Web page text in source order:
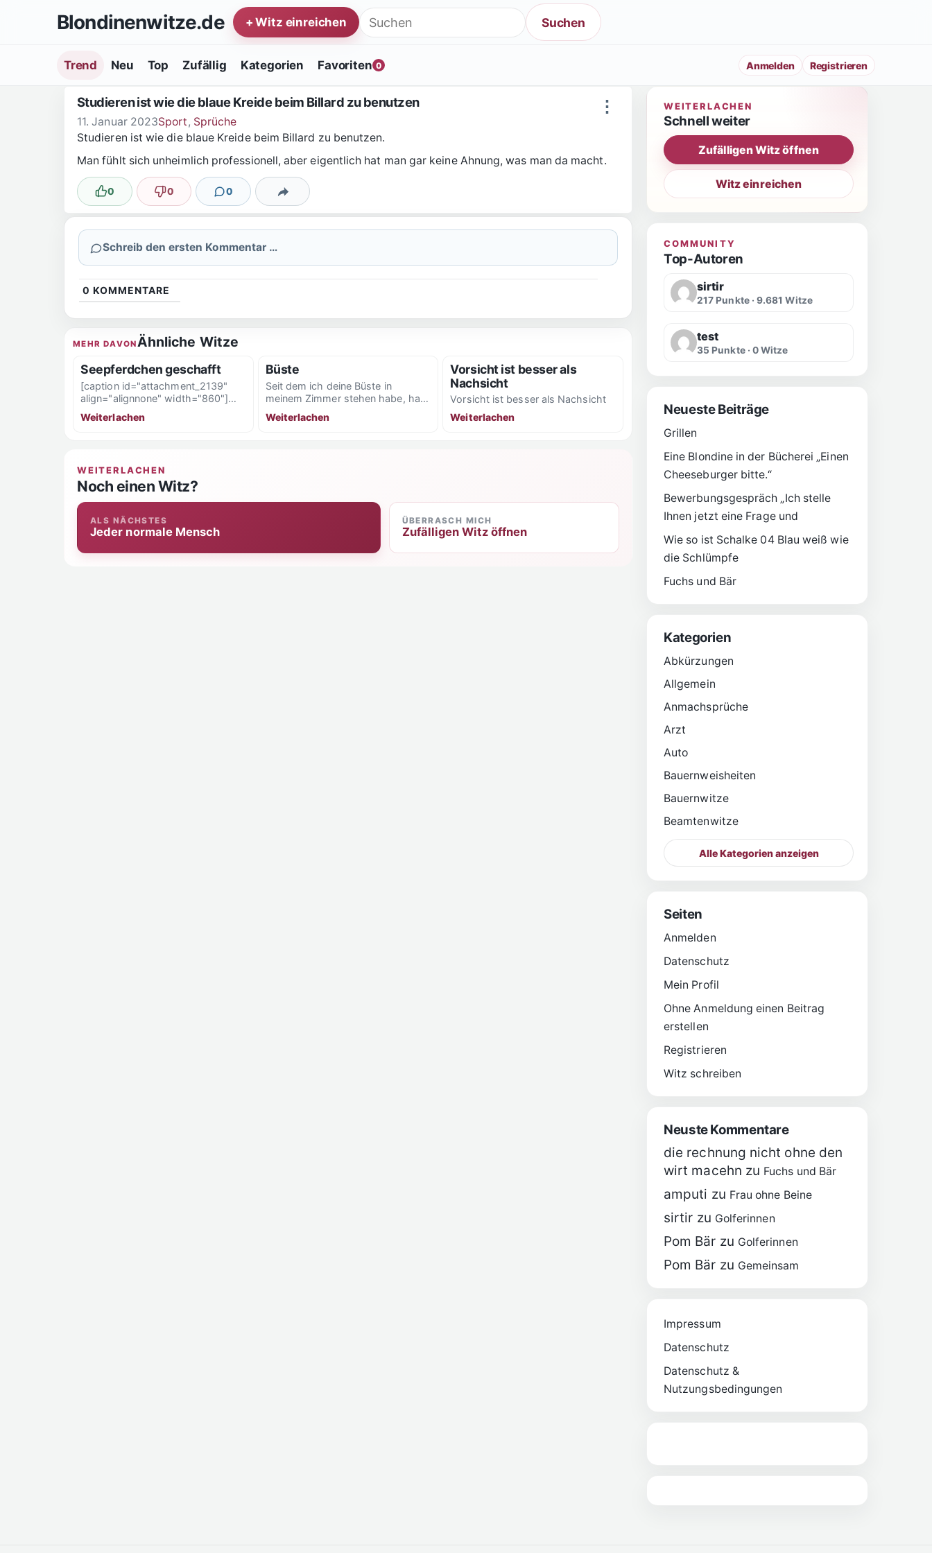
Zum Inhalt springenBlondinenwitze.de Suche nach: Suchen
+ Witz einreichen
Anmelden Registrieren
Trend Neu Top Zufällig Kategorien Favoriten 0
⋮
Studieren ist wie die blaue Kreide beim Billard zu benutzen
11. Januar 2023Sport, Sprüche
Studieren ist wie die blaue Kreide beim Billard zu benutzen.
Man fühlt sich unheimlich professionell, aber eigentlich hat man gar keine Ahnung, was man da macht.
Lustig
0 Nicht lustig
0 0
KommentareTeilen
Schreib den ersten Kommentar …
0 KOMMENTARE
MEHR DAVONÄhnliche Witze
Seepferdchen geschafft
[caption id="attachment_2139"
align="alignnone" width="860"]
Seepferdchen geschafft[/caption]
Weiterlachen
Büste
Seit dem ich deine Büste in
meinem Zimmer stehen habe, hab
ich in warmen Sommernächten
keine Probleme mehr...
Weiterlachen
Vorsicht ist besser als
Nachsicht
Vorsicht ist besser als Nachsicht
Weiterlachen
WEITERLACHEN
Noch einen Witz?
ALS NÄCHSTES
Jeder normale Mensch
ÜBERRASCH MICH
Zufälligen Witz öffnen
WEITERLACHEN
Schnell weiter
Zufälligen Witz öffnen
Witz einreichen
COMMUNITY
Top-Autoren
sirtir
217 Punkte · 9.681 Witze
test
35 Punkte · 0 Witze
Neueste Beiträge
Grillen
Eine Blondine in der Bücherei „Einen
Cheeseburger bitte.“
Bewerbungsgespräch „Ich stelle
Ihnen jetzt eine Frage und
Wie so ist Schalke 04 Blau weiß wie
die Schlümpfe
Fuchs und Bär
Kategorien
Abkürzungen
Allgemein
Anmachsprüche
Arzt
Auto
Bauernweisheiten
Bauernwitze
Beamtenwitze
Alle Kategorien anzeigen
Seiten
Anmelden
Datenschutz
Mein Profil
Ohne Anmeldung einen Beitrag
erstellen
Registrieren
Witz schreiben
Neuste Kommentare
die rechnung nicht ohne den
wirt macehn zu Fuchs und Bär
amputi zu Frau ohne Beine
sirtir zu Golferinnen
Pom Bär zu Golferinnen
Pom Bär zu Gemeinsam
Impressum
Datenschutz
Datenschutz &
Nutzungsbedingungen